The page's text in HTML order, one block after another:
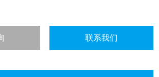
联系我们